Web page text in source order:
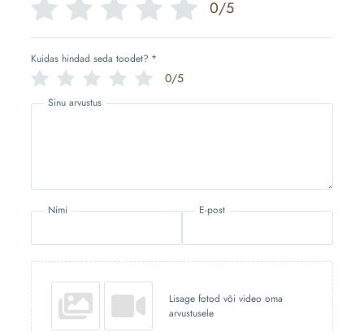
0/5
Kuidas hindad seda toodet? *
0/5
Sinu arvustus
Nimi E-post
Lisage fotod või video oma
arvustusele